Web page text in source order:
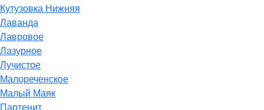
Кутузовка Нижняя
Лаванда
Лавровое
Лазурное
Лучистое
Малореченское
Малый Маяк
Партенит